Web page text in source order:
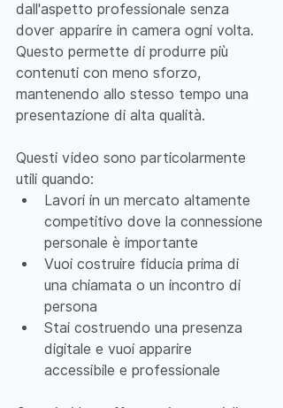
dall'aspetto professionale senza
dover apparire in camera ogni volta.
Questo permette di produrre più
contenuti con meno sforzo,
mantenendo allo stesso tempo una
presentazione di alta qualità.
Questi video sono particolarmente
utili quando:
Lavori in un mercato altamente
competitivo dove la connessione
personale è importante
Vuoi costruire fiducia prima di
una chiamata o un incontro di
persona
Stai costruendo una presenza
digitale e vuoi apparire
accessibile e professionale